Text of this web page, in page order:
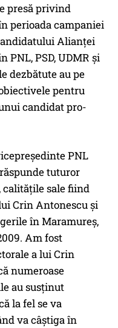
presă privind
perioada campaniei
Alianței
PNL, PSD, UDMR și
dezbătute au pe
pentru
candidat pro-
PNL
tuturor
sale fiind
Crin Antonescu și
în Maramureș,
Am fost
a lui Crin
numeroase
au susținut
la fel se va
va câștiga în